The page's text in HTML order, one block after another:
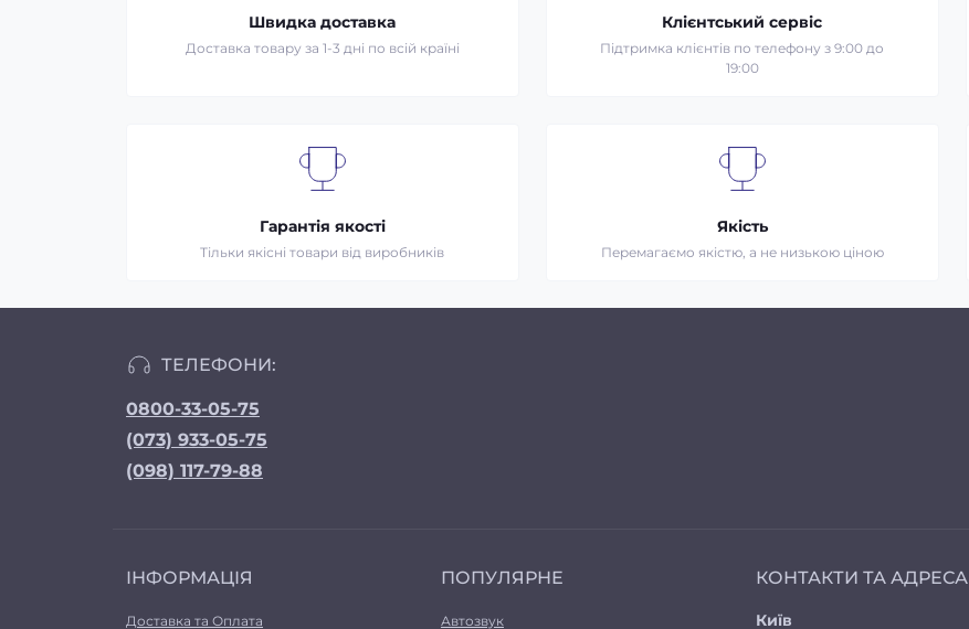
Швидка доставка
Доставка товару за 1-3 дні по всій країні
Клієнтський сервіс
Підтримка клієнтів по телефону з 9:00 до
19:00
Гарантія якості
Тільки якісні товари від виробників
Якість
Перемагаємо якістю, а не низькою ціною
ТЕЛЕФОНИ:
0800-33-05-75
(073) 933-05-75
(098) 117-79-88
ІНФОРМАЦІЯ
Доставка та Оплата
ПОПУЛЯРНЕ
Автозвук
КОНТАКТИ ТА АДРЕСА
Київ